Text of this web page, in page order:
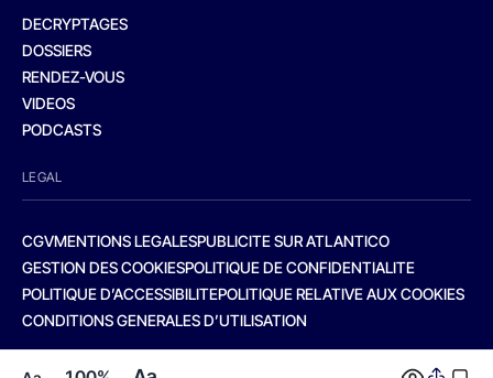
DECRYPTAGES
DOSSIERS
RENDEZ-VOUS
VIDEOS
PODCASTS
LEGAL
CGVMENTIONS LEGALESPUBLICITE SUR ATLANTICO
GESTION DES COOKIESPOLITIQUE DE CONFIDENTIALITE
POLITIQUE D’ACCESSIBILITEPOLITIQUE RELATIVE AUX COOKIES
CONDITIONS GENERALES D’UTILISATION